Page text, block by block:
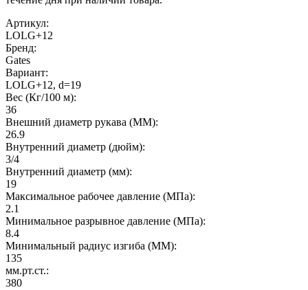
Артикул:
LOLG+12
Бренд:
Gates
Вариант:
LOLG+12, d=19
Вес (Кг/100 м):
36
Внешний диаметр рукава (MM):
26.9
Внутренний диаметр (дюйм):
3/4
Внутренний диаметр (мм):
19
Максимальное рабочее давление (МПа):
2.1
Минимальное разрывное давление (МПа):
8.4
Минимальный радиус изгиба (MM):
135
мм.рт.ст.:
380